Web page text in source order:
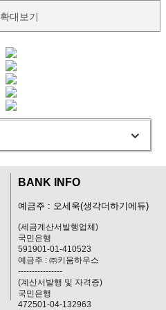
확대보기
BANK INFO
예금주 : 오세욱(생각더하기에듀)
(세금계산서발행업체)
국민은행
591901-01-410523
예금주 : ㈜키움하우스
----------------
(계산서발행 및 자격증)
국민은행
472501-04-132963